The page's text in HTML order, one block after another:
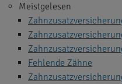
Meistgelesen
Fehlende Zähne